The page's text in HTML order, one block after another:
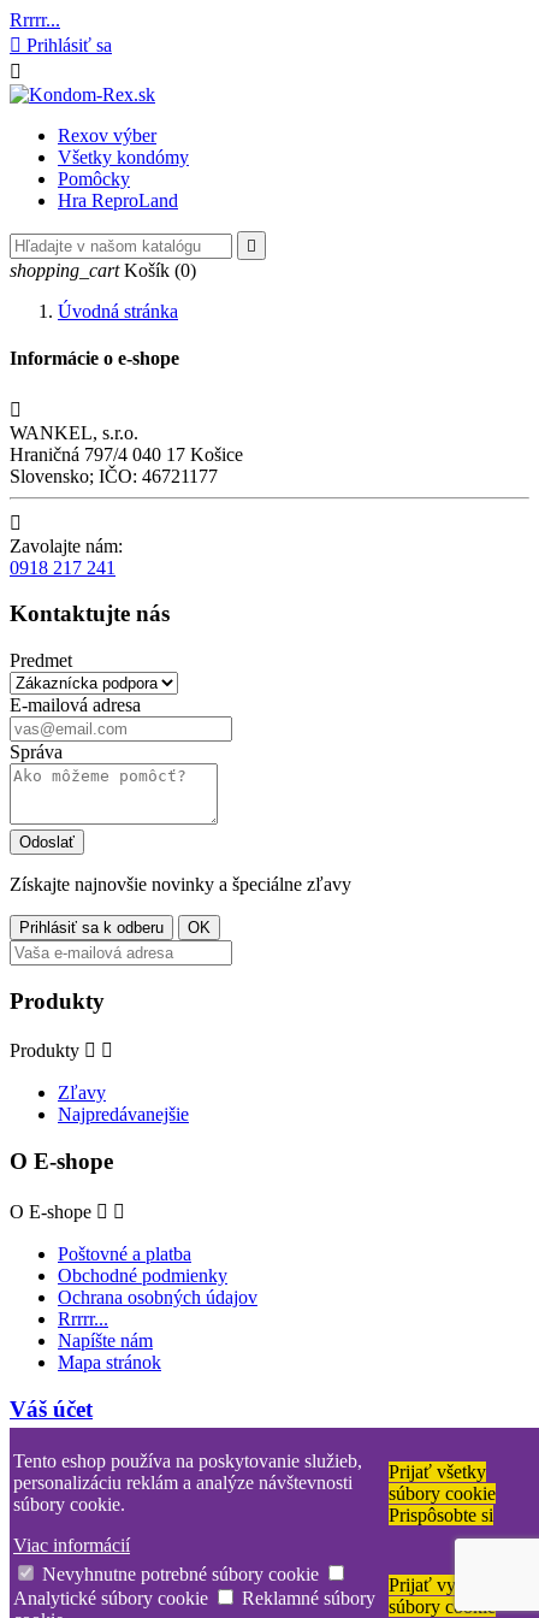
Tento eshop používa na poskytovanie služieb,
personalizáciu reklám a analýze návštevnosti
súbory cookie.
Viac informácií
Prijať všetky
súbory cookie
Prispôsobte si
Nevyhnutne potrebné súbory cookie
Analytické súbory cookie
Reklamné súbory
Prijať vybrané
súbory cookie
Rrrrr...
 Prihlásiť sa

Rexov výber
Všetky kondómy
Pomôcky
Hra ReproLand

shopping_cart Košík (0)
Úvodná stránka
Informácie o e-shope

WANKEL, s.r.o.
Hraničná 797/4 040 17 Košice
Slovensko; IČO: 46721177

Zavolajte nám:
0918 217 241
Kontaktujte nás
Predmet
E-mailová adresa
Správa
Získajte najnovšie novinky a špeciálne zľavy
Produkty
Produkty  
Zľavy
Najpredávanejšie
O E-shope
O E-shope  
Poštovné a platba
Obchodné podmienky
Ochrana osobných údajov
Rrrrr...
Napíšte nám
Mapa stránok
Váš účet
Váš účet  
Adresy
Objednávky
Osobné údaje